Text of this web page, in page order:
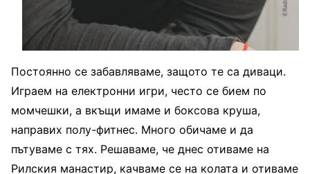
Постоянно се забавляваме, защото те са диваци.
Играем на електронни игри, често се бием по
момчешки, а вкъщи имаме и боксова круша,
направих полу-фитнес. Много обичаме и да
пътуваме с тях. Решаваме, че днес отиваме на
Рилския манастир, качваме се на колата и отиваме